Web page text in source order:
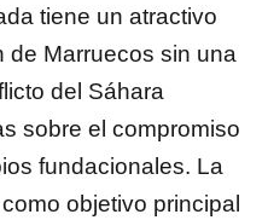
tiene un atractivo
de Marruecos sin una
del Sáhara
sobre el compromiso
fundacionales. La
objetivo principal